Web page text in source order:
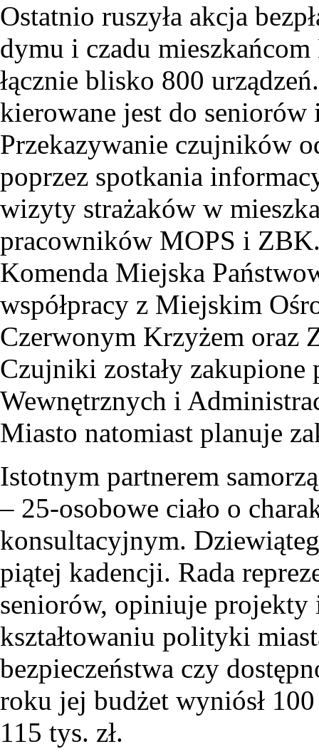
Ostatnio ruszyła akcja
dymu i czadu
łącznie blisko 800
kierowane jest do seniorów
Przekazywanie czujników
poprzez spotkania
wizyty strażaków w
pracowników MOPS i
Komenda Miejska
współpracy z Miejskim
Czerwonym Krzyżem oraz
Czujniki zostały
Wewnętrznych i
Miasto natomiast planuje
Istotnym partnerem
– 25-osobowe ciało o
konsultacyjnym.
piątej kadencji. Rada
seniorów, opiniuje
kształtowaniu polityki
bezpieczeństwa czy
roku jej budżet wyniósł
115 tys. zł.